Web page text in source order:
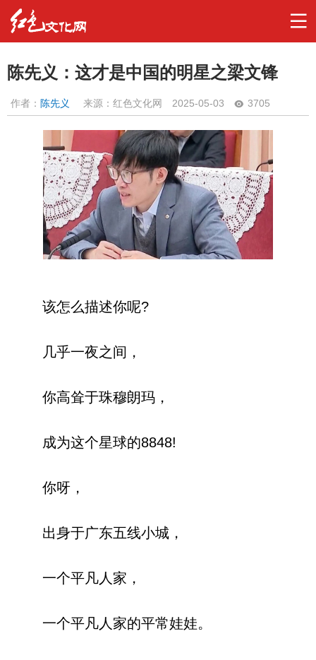
陈先义：这才是中国的明星之梁文锋
作者： 陈先义 来源：红色文化网 2025-05-03 3705
该怎么描述你呢?
几乎一夜之间，
你高耸于珠穆朗玛，
成为这个星球的8848!
你呀，
出身于广东五线小城，
一个平凡人家，
一个平凡人家的平常娃娃。